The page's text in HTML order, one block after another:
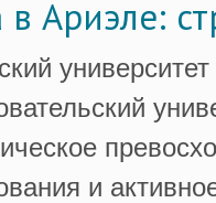
в Ариэле:
и